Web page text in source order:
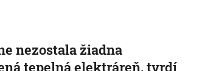
nezostala žiadna
tepelná elektráreň, tvrdí